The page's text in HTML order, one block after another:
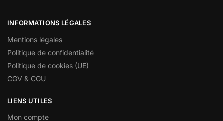
INFORMATIONS LÉGALES
Mentions légales
Politique de confidentialité
Politique de cookies (UE)
CGV & CGU
LIENS UTILES
Mon compte